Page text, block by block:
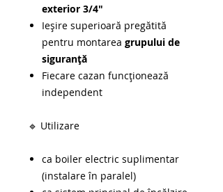
exterior 3/4"
Ieşire superioară pregătită
pentru montarea grupului de
siguranță
Fiecare cazan funcționează
independent
🔹 Utilizare
ca boiler electric suplimentar
(instalare în paralel)